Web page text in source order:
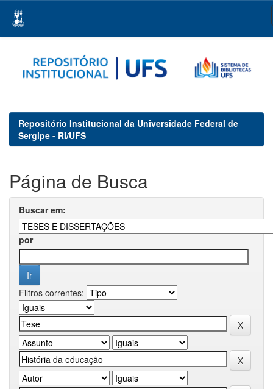
navigation
Repositório Institucional da Universidade Federal de
Sergipe - RI/UFS
Página de Busca
Buscar em:
por
Filtros correntes: